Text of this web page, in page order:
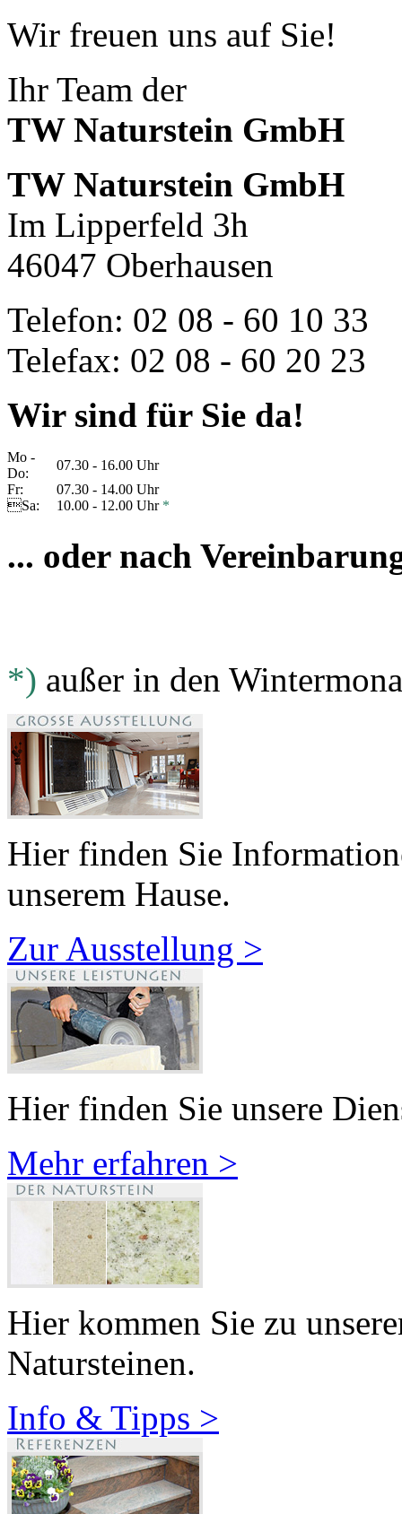
Wir freuen uns auf Sie!
Ihr Team der
TW Naturstein GmbH
TW Naturstein GmbH
Im Lipperfeld 3h
46047 Oberhausen
Telefon: 02 08 - 60 10 33
Telefax: 02 08 - 60 20 23
Wir sind für Sie da!
Mo -
Do:
07.30 - 16.00 Uhr
Fr:
07.30 - 14.00 Uhr
Sa:
10.00 - 12.00 Uhr *
... oder nach
*) außer in den
Hier finden Sie
unserem Hause.
Zur Ausstellung >
Hier finden Sie unsere
Mehr erfahren >
Hier kommen Sie zu
Natursteinen.
Info & Tipps >